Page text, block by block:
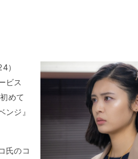
）
ビス
めて
ンジ』
氏のコ